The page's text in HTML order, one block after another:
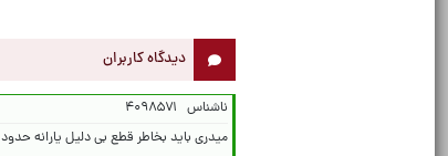
دیدگاه کاربران
ناشناس ۴۰۹۸۵۷۱
میدری باید بخاطر قطع بی دلیل یارانه حدود 7 میلیون نفر از مردم استیضاح شود.